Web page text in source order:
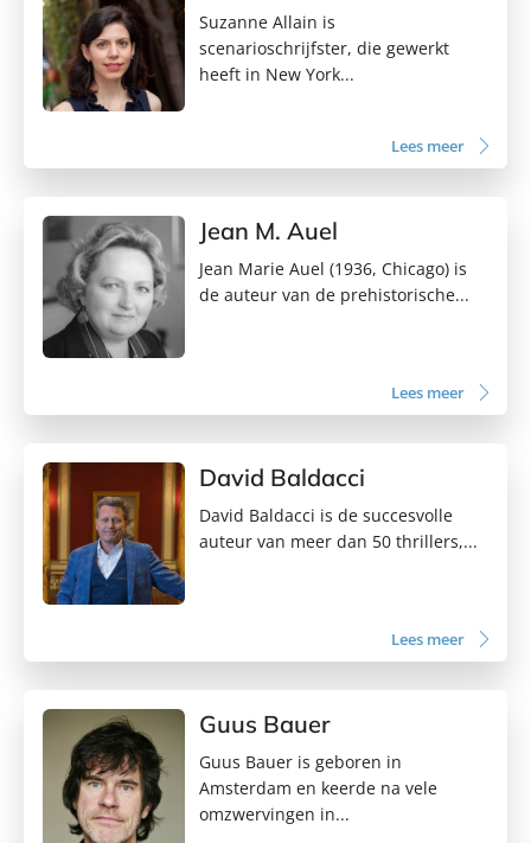
Suzanne Allain is
scenarioschrijfster, die gewerkt
heeft in New York...
Lees meer
Jean M. Auel
Jean Marie Auel (1936, Chicago) is
de auteur van de prehistorische...
Lees meer
David Baldacci
David Baldacci is de succesvolle
auteur van meer dan 50 thrillers,...
Lees meer
Guus Bauer
Guus Bauer is geboren in
Amsterdam en keerde na vele
omzwervingen in...